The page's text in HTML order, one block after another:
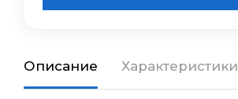
Описание Характеристики